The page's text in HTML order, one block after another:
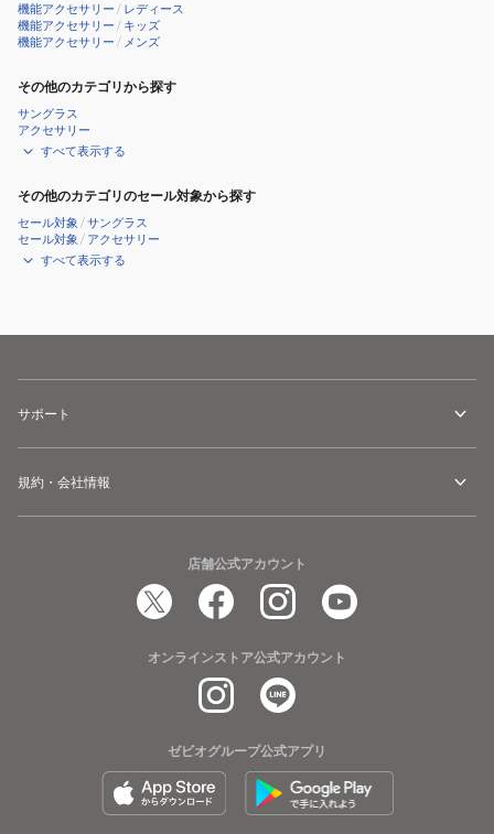
機能アクセサリー / レディース
機能アクセサリー / キッズ
機能アクセサリー / メンズ
その他のカテゴリから探す
サングラス
アクセサリー
すべて表示する
その他のカテゴリのセール対象から探す
セール対象 /サングラス
セール対象 / アクセサリー
すべて表示する
サポート
規約・会社情報
店舗公式アカウント
オンラインストア公式アカウント
ゼビオグループ公式アプリ